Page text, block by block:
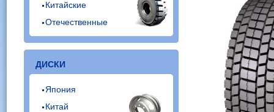
Китайские
Отечественные
ДИСКИ
Япония
Китай